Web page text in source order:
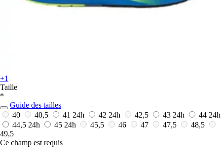
+1
Taille
*
Guide des tailles
40
40,5 41 24h 42 24h 42,5 43 24h 44 24h
44,5 24h 45 24h 45,5 46 47 47,5
48,5
49,5
Ce champ est requis